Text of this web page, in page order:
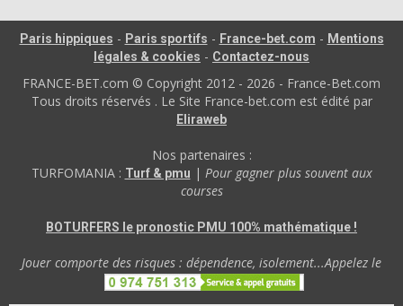
Paris hippiques - Paris sportifs - France-bet.com - Mentions
légales & cookies - Contactez-nous
FRANCE-BET.com © Copyright 2012 - 2026 - France-Bet.com
Tous droits réservés . Le Site France-bet.com est édité par
Eliraweb
Nos partenaires :
TURFOMANIA : Turf & pmu | Pour gagner plus souvent aux
courses
BOTURFERS le pronostic PMU 100% mathématique !
Jouer comporte des risques : dépendence, isolement...Appelez le